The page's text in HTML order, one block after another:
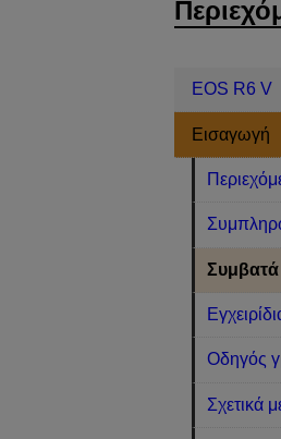
EOS R6 V
Εισαγωγή
Οδηγός
Σχετικά